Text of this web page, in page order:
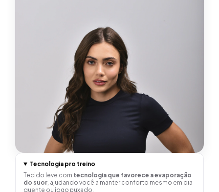
Tecnologia pro treino
Tecido leve com tecnologia que favorece a evaporação
do suor, ajudando você a manter conforto mesmo em dia
quente ou jogo puxado.